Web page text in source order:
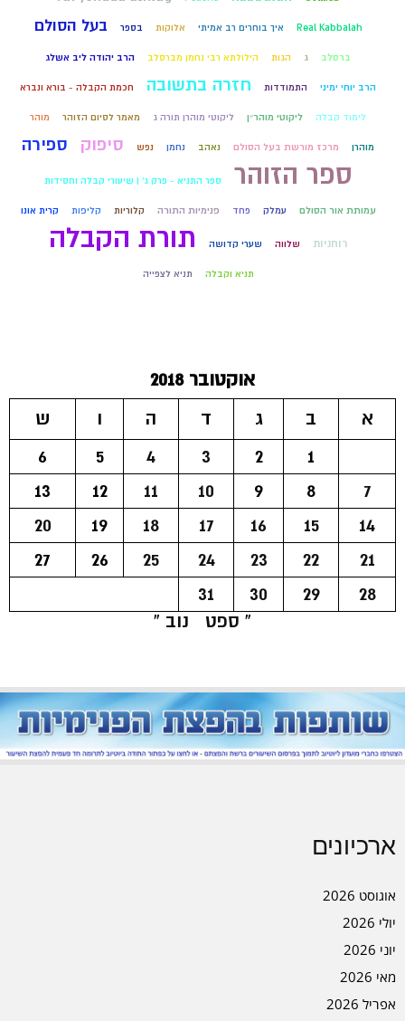
Real Kabbalah איך בוחרים רב אמיתי אלוקות בספר בעל הסולם
ברסלב ג הגות הילולתא רבי נחמן מברסלב הרב יהודה ליב אשלג
הרב יוחי ימיני התמודדות חזרה בתשובה חכמת הקבלה - בורא ונברא
לימוד קבלה ליקוטי מוהר״ן ליקוטי מוהרן תורה ג מאמר לסיום הזוהר מוהר
מוהרן מרכז מורשת בעל הסולם נאהב נחמן נפש סיפוק ספירה
ספר הזוהר ספר התניא - פרק ג' | שיעורי קבלה וחסידות
עמותת אור הסולם עמלק פחד פנימיות התורה קלוריות קליפות קרית אונו
רוחניות שלווה שערי קדושה תורת הקבלה
תניא וקבלה תניא לצפייה
אוקטובר 2018
א
ב ג ד ה ו
ש
1
2
3
4
5
6
7
8
9
10
11
12
13
14
15
16
17
18
19
20
21
22
23
24
25
26
27
28
29
30
31
« ספט
נוב »
ארכיונים
אוגוסט 2026
יולי 2026
יוני 2026
מאי 2026
אפריל 2026